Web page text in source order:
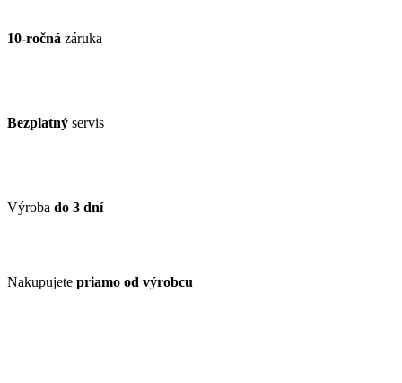
10-ročná záruka
Bezplatný servis
Výroba do 3 dní
Nakupujete priamo od výrobcu